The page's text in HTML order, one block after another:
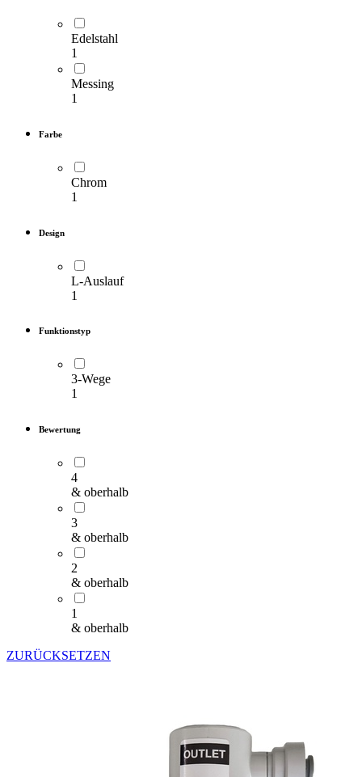
Elektronik, Platinen &
Sensoren
Netzteile, Kabel &
Gehäuse, Tanks &
Edelstahl
1
Messing
1
Farbe
Chrom
1
Design
L-Auslauf
1
Funktionstyp
3-Wege
1
Bewertung
4
& oberhalb
3
& oberhalb
2
& oberhalb
1
& oberhalb
ZURÜCKSETZEN